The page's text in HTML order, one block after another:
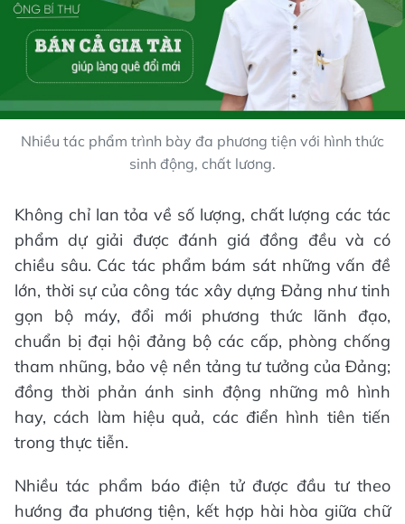
Nhiều tác phẩm trình bày đa phương tiện với hình thức
sinh động, chất lương.
Không chỉ lan tỏa về số lượng, chất lượng các tác
phẩm dự giải được đánh giá đồng đều và có
chiều sâu. Các tác phẩm bám sát những vấn đề
lớn, thời sự của công tác xây dựng Đảng như tinh
gọn bộ máy, đổi mới phương thức lãnh đạo,
chuẩn bị đại hội đảng bộ các cấp, phòng chống
tham nhũng, bảo vệ nền tảng tư tưởng của Đảng;
đồng thời phản ánh sinh động những mô hình
hay, cách làm hiệu quả, các điển hình tiên tiến
trong thực tiễn.
Nhiều tác phẩm báo điện tử được đầu tư theo
hướng đa phương tiện, kết hợp hài hòa giữa chữ